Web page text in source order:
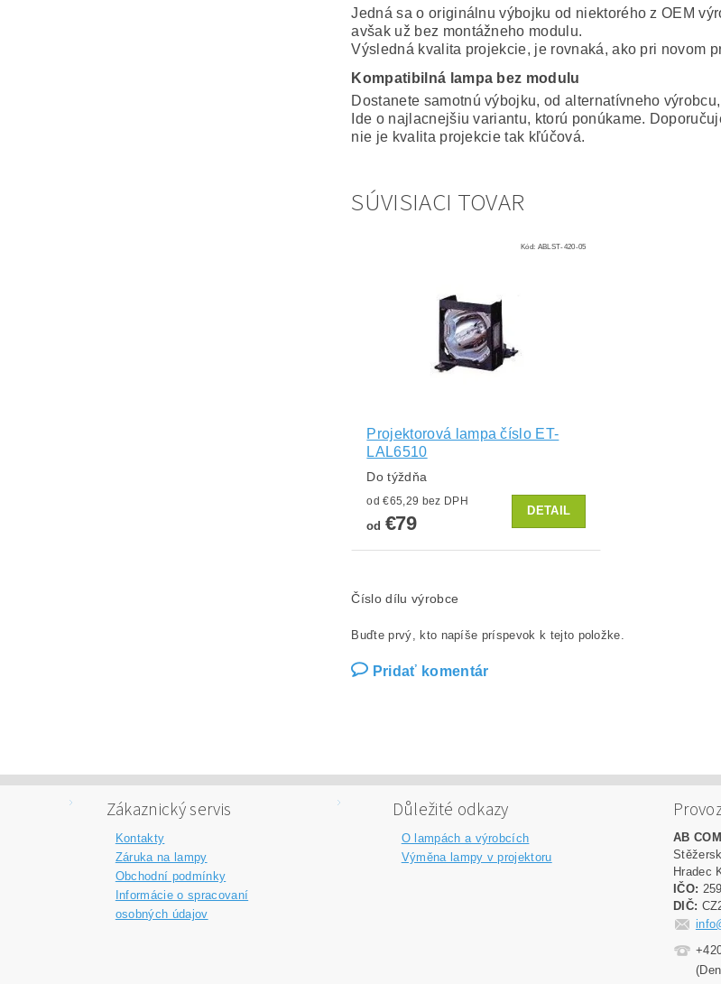
Jedná sa o originálnu výbojku od niektorého z OEM
avšak už bez montážneho modulu.
Výsledná kvalita projekcie, je rovnaká, ako pri novom
Kompatibilná lampa bez modulu
Dostanete samotnú výbojku, od alternatívneho
Ide o najlacnejšiu variantu, ktorú ponúkame.
nie je kvalita projekcie tak kľúčová.
SÚVISIACI TOVAR
Kód: ABLST-420-05
Projektorová lampa číslo ET-
LAL6510
Do týždňa
od €65,29 bez DPH
od €79
DETAIL
Číslo dílu výrobce
Buďte prvý, kto napíše príspevok k tejto položke.
Pridať komentár
Zákaznický servis
Kontakty
Záruka na lampy
Obchodní podmínky
Informácie o spracovaní
osobných údajov
Důležité odkazy
O lampách a výrobcích
Výměna lampy v projektoru
AB
Hradec
IČO:
DIČ: